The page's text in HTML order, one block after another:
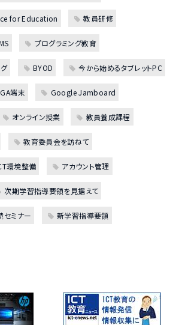
for Education 教員研修
プログラミング教育
BYOD 今から始めるタブレットPC
端末 Google Jamboard
オンライン授業 教員養成課程
教育委員会を訪ねて
環境整備 アカウント管理
次期学習指導要領を見据えて
セミナー 新学習指導要領